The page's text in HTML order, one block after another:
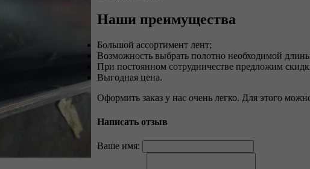
Наши преимущества
Большой ассортимент лент;
Возможность выбрать полотно необходимой
При постоянном сотрудничестве предложим
Выгодная цена.
Оформить заказ у нас очень легко. Для этого
Написать отзыв
Ваше имя: